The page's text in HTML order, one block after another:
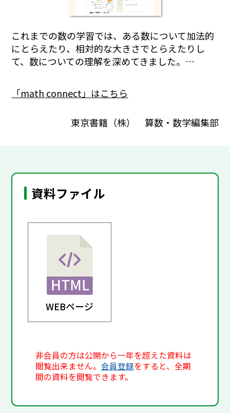
これまでの数の学習では、ある数について加法的
にとらえたり、相対的な大きさでとらえたりし
て、数についての理解を深めてきました。…
「math connect」はこちら
東京書籍（株） 算数・数学編集部
資料ファイル
WEBページ
非会員の方は公開から一年を超えた資料は
閲覧出来ません。会員登録をすると、全期
間の資料を閲覧できます。